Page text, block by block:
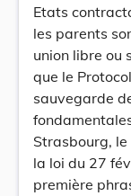
Etats
les parents
union libre ou
que le
sauvegarde
Strasbourg,
la loi du 27
première